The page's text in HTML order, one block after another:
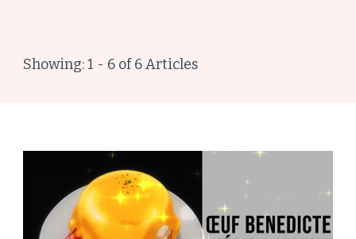
Showing: 1 - 6 of 6 Articles